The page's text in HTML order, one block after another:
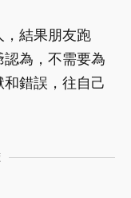
，結果朋友跑
為，不需要為
錯誤，往自己